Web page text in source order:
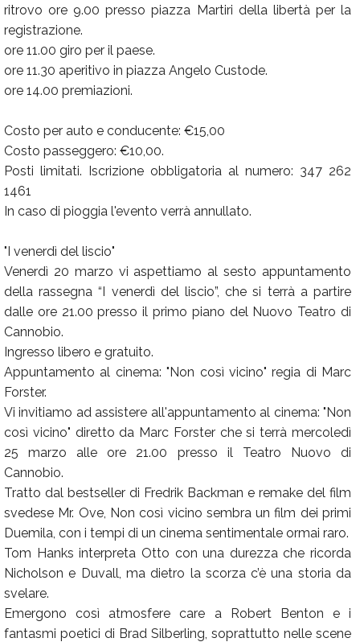
ritrovo ore 9.00 presso piazza Martiri della libertà per la
registrazione.
ore 11.00 giro per il paese.
ore 11.30 aperitivo in piazza Angelo Custode.
ore 14.00 premiazioni.
Costo per auto e conducente: €15,00
Costo passeggero: €10,00.
Posti limitati. Iscrizione obbligatoria al numero: 347 262
1461
In caso di pioggia l'evento verrà annullato.
"I venerdì del liscio"
Venerdì 20 marzo vi aspettiamo al sesto appuntamento
della rassegna “I venerdì del liscio”, che si terrà a partire
dalle ore 21.00 presso il primo piano del Nuovo Teatro di
Cannobio.
Ingresso libero e gratuito.
Appuntamento al cinema: "Non così vicino" regia di Marc
Forster.
Vi invitiamo ad assistere all'appuntamento al cinema: "Non
così vicino" diretto da Marc Forster che si terrà mercoledì
25 marzo alle ore 21.00 presso il Teatro Nuovo di
Cannobio.
Tratto dal bestseller di Fredrik Backman e remake del film
svedese Mr. Ove, Non così vicino sembra un film dei primi
Duemila, con i tempi di un cinema sentimentale ormai raro.
Tom Hanks interpreta Otto con una durezza che ricorda
Nicholson e Duvall, ma dietro la scorza c’è una storia da
svelare.
Emergono così atmosfere care a Robert Benton e i
fantasmi poetici di Brad Silberling, soprattutto nelle scene